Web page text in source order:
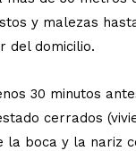
y malezas
del domicilio.
30 minutos
cerrados
la boca y la nariz